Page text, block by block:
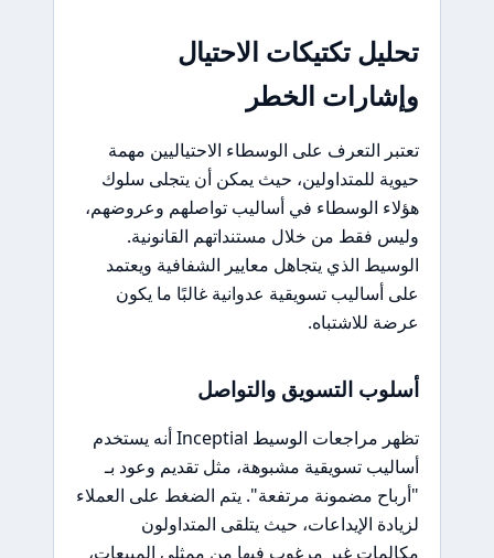
تحليل تكتيكات الاحتيال
وإشارات الخطر
تعتبر التعرف على الوسطاء الاحتياليين مهمة
حيوية للمتداولين، حيث يمكن أن يتجلى سلوك
هؤلاء الوسطاء في أساليب تواصلهم وعروضهم،
وليس فقط من خلال مستنداتهم القانونية.
الوسيط الذي يتجاهل معايير الشفافية ويعتمد
على أساليب تسويقية عدوانية غالبًا ما يكون
عرضة للاشتباه.
أسلوب التسويق والتواصل
تظهر مراجعات الوسيط Inceptial أنه يستخدم
أساليب تسويقية مشبوهة، مثل تقديم وعود بـ
"أرباح مضمونة مرتفعة". يتم الضغط على العملاء
لزيادة الإيداعات، حيث يتلقى المتداولون
مكالمات غير مرغوب فيها من ممثلي المبيعات،